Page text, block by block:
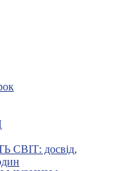
досвід,